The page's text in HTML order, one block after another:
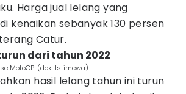
Harga jual lelang yang
kenaikan sebanyak 130 persen
Catur.
dari tahun 2022
MotoGP. (dok. Istimewa)
hasil lelang tahun ini turun